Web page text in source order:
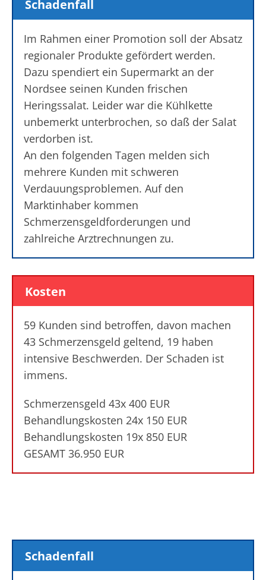
Schadenfall
Im Rahmen einer Promotion soll der Absatz
regionaler Produkte gefördert werden.
Dazu spendiert ein Supermarkt an der
Nordsee seinen Kunden frischen
Heringssalat. Leider war die Kühlkette
unbemerkt unterbrochen, so daß der Salat
verdorben ist.
An den folgenden Tagen melden sich
mehrere Kunden mit schweren
Verdauungsproblemen. Auf den
Marktinhaber kommen
Schmerzensgeldforderungen und
zahlreiche Arztrechnungen zu.
Kosten
59 Kunden sind betroffen, davon machen
43 Schmerzensgeld geltend, 19 haben
intensive Beschwerden. Der Schaden ist
immens.
Schmerzensgeld 43x 400 EUR
Behandlungskosten 24x 150 EUR
Behandlungskosten 19x 850 EUR
GESAMT 36.950 EUR
Schadenfall